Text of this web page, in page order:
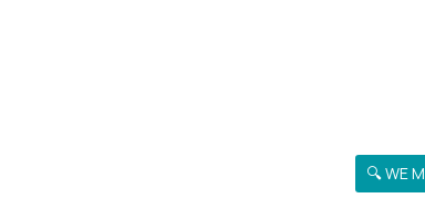
🔍 WE